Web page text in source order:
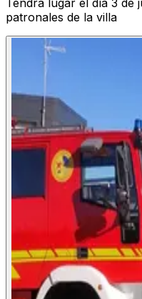
Tendrá lugar el día 3 de
patronales de la villa